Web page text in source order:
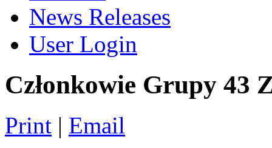
News Releases
User Login
Członkowie Grupy
Print | Email